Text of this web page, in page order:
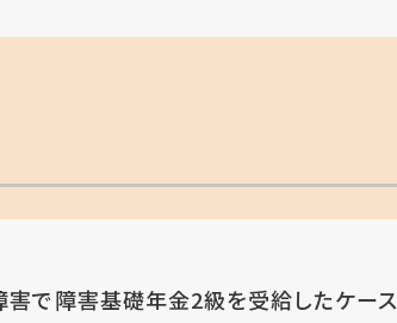
で障害基礎年金2級を受給したケース